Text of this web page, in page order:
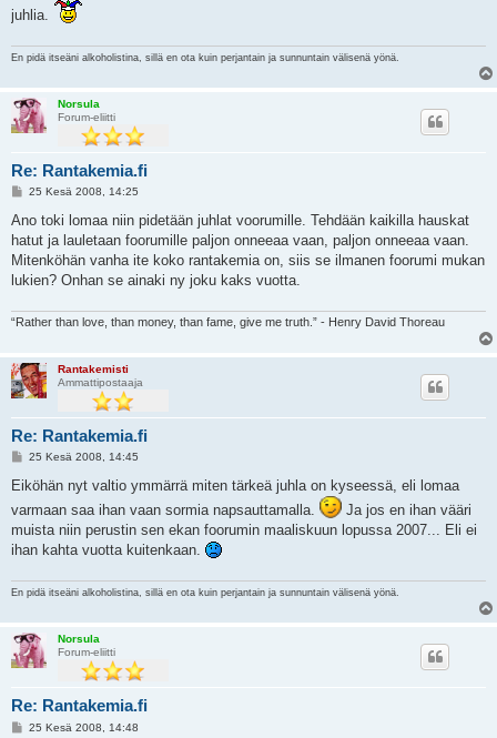
juhlia.
En pidä itseäni alkoholistina, sillä en ota kuin perjantain ja sunnuntain välisenä yönä.
Norsula
Forum-eliitti
Re: Rantakemia.fi
V
e
t
i
25 Kesä 2008, 14:25
Ano toki lomaa niin pidetään juhlat voorumille. Tehdään kaikilla hauskat
hatut ja lauletaan foorumille paljon onneeaa vaan, paljon onneeaa vaan.
Mitenköhän vanha ite koko rantakemia on, siis se ilmanen foorumi mukan
lukien? Onhan se ainaki ny joku kaks vuotta.
“Rather than love, than money, than fame, give me truth.” - Henry David Thoreau
Rantakemisti
Ammattipostaaja
Re: Rantakemia.fi
V
e
t
25 Kesä 2008, 14:45
Eiköhän nyt valtio ymmärrä miten tärkeä juhla on kyseessä, eli lomaa
varmaan saa ihan vaan sormia napsauttamalla.
Ja jos en ihan vääri
muista niin perustin sen ekan foorumin maaliskuun lopussa 2007... Eli ei
ihan kahta vuotta kuitenkaan.
En pidä itseäni alkoholistina, sillä en ota kuin perjantain ja sunnuntain välisenä yönä.
Norsula
Forum-eliitti
Re: Rantakemia.fi
V25 Kesä 2008, 14:48